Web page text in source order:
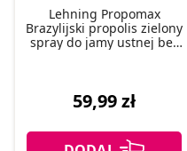
Lehning Propomax
Brazylijski propolis zielony
spray do jamy ustnej bez
59,99 zł